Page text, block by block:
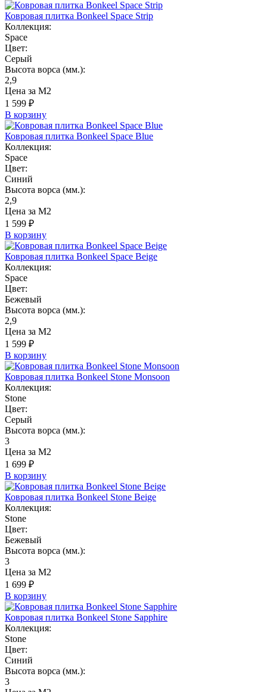
Ковровая плитка Bonkeel Space Strip
Коллекция:
Space
Цвет:
Серый
Высота ворса (мм.):
2,9
Цена за М2
1 599 ₽
В корзину
Ковровая плитка Bonkeel Space Blue
Коллекция:
Space
Цвет:
Синий
Высота ворса (мм.):
2,9
Цена за М2
1 599 ₽
В корзину
Ковровая плитка Bonkeel Space Beige
Коллекция:
Space
Цвет:
Бежевый
Высота ворса (мм.):
2,9
Цена за М2
1 599 ₽
В корзину
Ковровая плитка Bonkeel Stone Monsoon
Коллекция:
Stone
Цвет:
Серый
Высота ворса (мм.):
3
Цена за М2
1 699 ₽
В корзину
Ковровая плитка Bonkeel Stone Beige
Коллекция:
Stone
Цвет:
Бежевый
Высота ворса (мм.):
3
Цена за М2
1 699 ₽
В корзину
Ковровая плитка Bonkeel Stone Sapphire
Коллекция:
Stone
Цвет:
Синий
Высота ворса (мм.):
3